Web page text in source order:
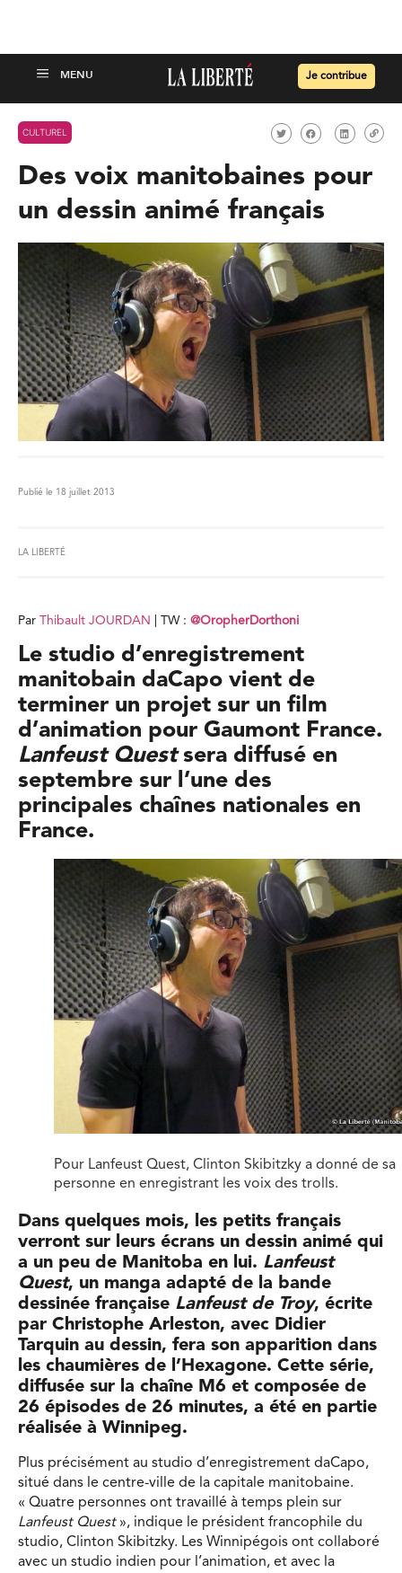
Je contribue
CULTUREL
Des voix manitobaines pour
un dessin animé français
Publié le 18 juillet 2013
LA LIBERTÉ
Par Thibault JOURDAN | TW : @OropherDorthoni
Le studio d’enregistrement
manitobain daCapo vient de
terminer un projet sur un film
d’animation pour Gaumont France.
Lanfeust Questsera diffusé en
septembre sur l’une des
principales chaînes nationales en
France.
Pour Lanfeust Quest, Clinton Skibitzky a donné de sa
personne en enregistrant les voix des trolls.
Dans quelques mois, les petits français
verront sur leurs écrans un dessin animé qui
a un peu de Manitoba en lui. Lanfeust
Quest, un manga adapté de la bande
dessinée française Lanfeust de Troy, écrite
par Christophe Arleston, avec Didier
Tarquin au dessin, fera son apparition dans
les chaumières de l’Hexagone. Cette série,
diffusée sur la chaîne M6 et composée de
26 épisodes de 26 minutes, a été en partie
réalisée à Winnipeg.
Plus précisément au studio d’enregistrement daCapo,
situé dans le centre-ville de la capitale manitobaine.
« Quatre personnes ont travaillé à temps plein sur
Lanfeust Quest», indique le président francophile du
studio, Clinton Skibitzky. Les Winnipégois ont collaboré
avec un studio indien pour l’animation, et avec la